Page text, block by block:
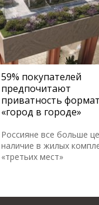
59% покупателей
предпочитают
приватность
«город в городе»
Россияне все больше
наличие в жилых
«третьих мест»